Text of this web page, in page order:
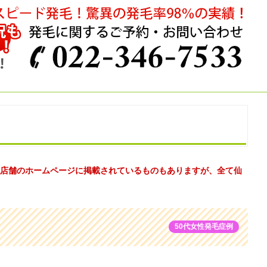
のホームページに掲載されているものもありますが、全て仙
50代女性発毛症例